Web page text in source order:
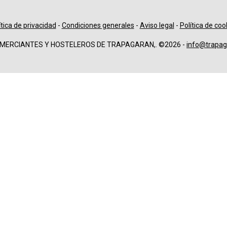
de privacidad - Condiciones generales - Aviso legal - Política de
Y HOSTELEROS DE TRAPAGARAN,. ©2026 -